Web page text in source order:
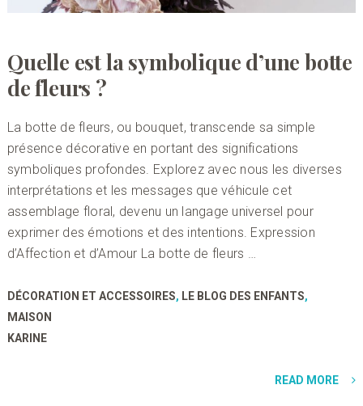
Quelle est la symbolique d’une botte
de fleurs ?
La botte de fleurs, ou bouquet, transcende sa simple
présence décorative en portant des significations
symboliques profondes. Explorez avec nous les diverses
interprétations et les messages que véhicule cet
assemblage floral, devenu un langage universel pour
exprimer des émotions et des intentions. Expression
d’Affection et d’Amour La botte de fleurs …
DÉCORATION ET ACCESSOIRES, LE BLOG DES ENFANTS,
MAISON
KARINE
READ MORE